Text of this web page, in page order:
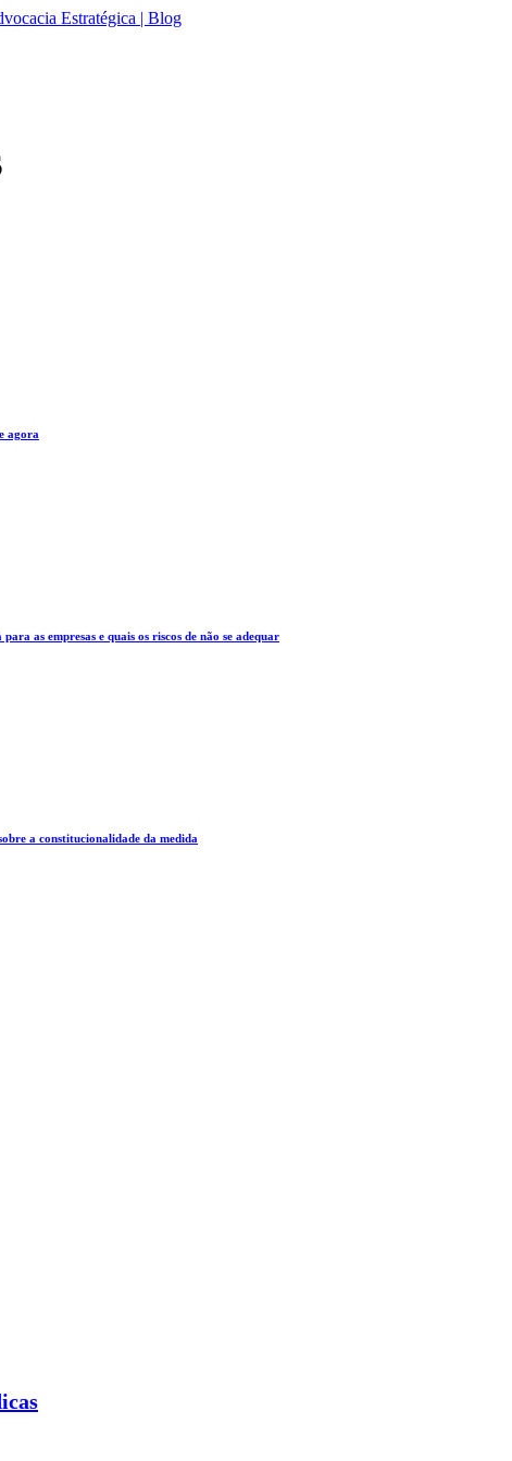
agora
as empresas e quais os riscos de não se adequar
a constitucionalidade da medida